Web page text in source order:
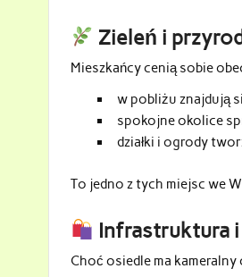
Zieleń i
Mieszkańcy cenią sobie
w pobliżu znajdują
spokojne okolice
działki i ogrody
To jedno z tych miejsc we
Infrastruktura
Choć osiedle ma